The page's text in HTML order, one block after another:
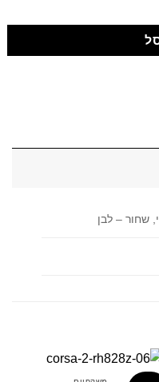
שחור – לבן